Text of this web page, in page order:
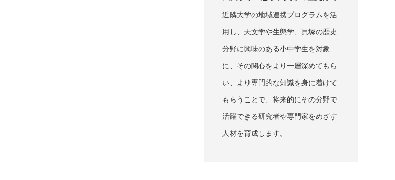
近隣大学の地域連携プログラムを活
用し、天文学や生態学、貝塚の歴史
分野に興味のある小中学生を対象
に、その関心をより一層深めてもら
い、より専門的な知識を身に着けて
もらうことで、将来的にその分野で
活躍できる研究者や専門家をめざす
人材を育成します。